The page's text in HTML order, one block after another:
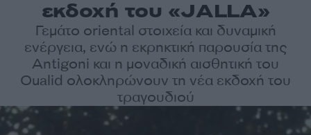
εκδοχή του «JALLA»
Γεμάτο oriental στοιχεία και δυναμική
ενέργεια, ενώ η εκρηκτική παρουσία της
Antigoni και η μοναδική αισθητική του
Oualid ολοκληρώνουν τη νέα εκδοχή του
τραγουδιού